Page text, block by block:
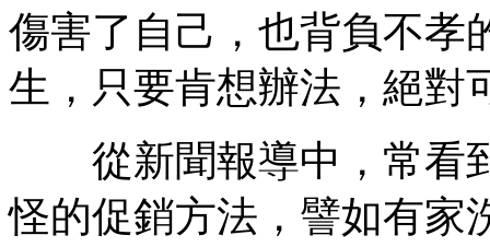
傷害了自己，也背負不孝
生，只要肯想辦法，絕對
從新聞報導中，常看
怪的促銷方法，譬如有家